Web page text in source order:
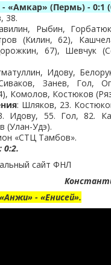
«Амкар» (Пермь) - 0:1
38.
Рыбин,
(Килин, 62),
67), Шевчук
Идову,
Занев, Гол,
Комолов, Костюков
: Шляков, 23.
Идову, 55. Гол, 82.
(Улан-Удэ).
«СТЦ Тамбов».
0:2.
сайт ФНЛ
- «Енисей».